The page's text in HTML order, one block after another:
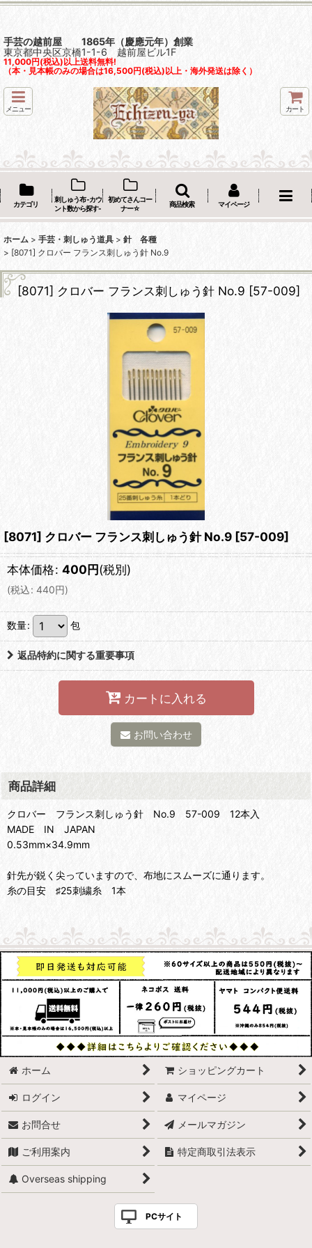
手芸の越前屋 1865年（慶應元年）創業
東京都中央区京橋1-1-6 越前屋ビル1F
11,000円(税込)以上送料無料!
（本・見本帳のみの場合は16,500円(税込)以上・海外発送は除く）
メニュー カート
カテゴリ
刺しゅう布 -カウ
ント数から探す-
初めてさんコー
ナー☆
商品検索 マイページ
ホーム > 手芸・刺しゅう道具 > 針 各種
> [8071] クロバー フランス刺しゅう針 No.9
[8071] クロバー フランス刺しゅう針 No.9 [57-009]
[8071] クロバー フランス刺しゅう針 No.9 [57-009]
本体価格: 400円(税別)
(税込: 440円)
数量: 包
返品特約に関する重要事項
カートに入れる
お問い合わせ
商品詳細
クロバー フランス刺しゅう針 No.9 57-009 12本入
MADE IN JAPAN
0.53mm×34.9mm
針先が鋭く尖っていますので、布地にスムーズに通ります。
糸の目安 ♯25刺繍糸 1本
ホーム ショッピングカート
ログイン マイページ
お問合せ メールマガジン
ご利用案内 特定商取引法表示
Overseas shipping
PCサイト